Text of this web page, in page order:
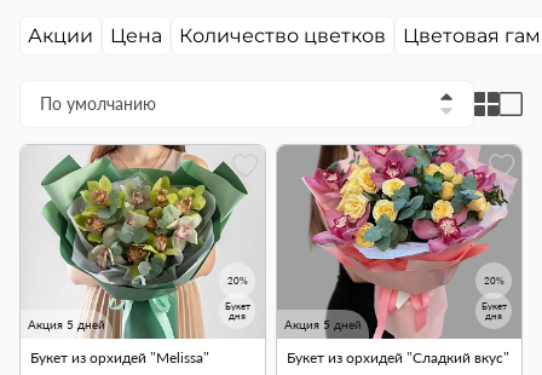
Акции Цена Количество цветков Цветовая
По умолчанию
Акция 5 дней
20%
Букет
дня
Букет из орхидей "Melissa"
Акция 5 дней
20%
Букет
дня
Букет из орхидей "Сладкий вкус"